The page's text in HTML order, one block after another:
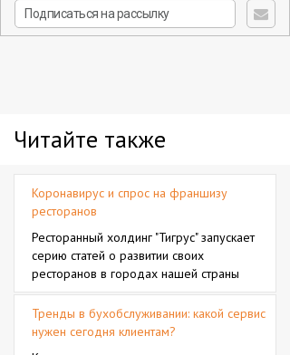
Читайте также
Коронавирус и спрос на франшизу
ресторанов
Ресторанный холдинг "Тигрус" запускает
серию статей о развитии своих
ресторанов в городах нашей страны
Тренды в бухобслуживании: какой сервис
нужен сегодня клиентам?